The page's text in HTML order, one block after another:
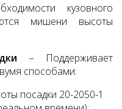
кузовного
мишени высоты
– Поддерживает
способами:
посадки 20-2050-1